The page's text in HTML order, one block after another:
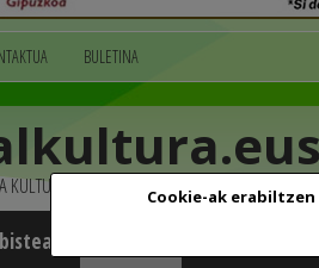
Cookie-ak
BULETINA